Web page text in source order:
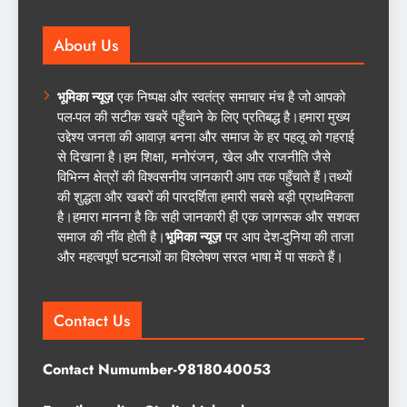
About Us
भूमिका न्यूज़एक निष्पक्ष और स्वतंत्र समाचार मंच है जो आपको
पल-पल की सटीक खबरें पहुँचाने के लिए प्रतिबद्ध है।हमारा मुख्य
उद्देश्य जनता की आवाज़ बनना और समाज के हर पहलू को गहराई
से दिखाना है।हम शिक्षा, मनोरंजन, खेल और राजनीति जैसे
विभिन्न क्षेत्रों की विश्वसनीय जानकारी आप तक पहुँचाते हैं।तथ्यों
की शुद्धता और खबरों की पारदर्शिता हमारी सबसे बड़ी प्राथमिकता
है।हमारा मानना है कि सही जानकारी ही एक जागरूक और सशक्त
समाज की नींव होती है।भूमिका न्यूज़पर आप देश-दुनिया की ताजा
और महत्वपूर्ण घटनाओं का विश्लेषण सरल भाषा में पा सकते हैं।
Contact Us
Contact Numumber-9818040053